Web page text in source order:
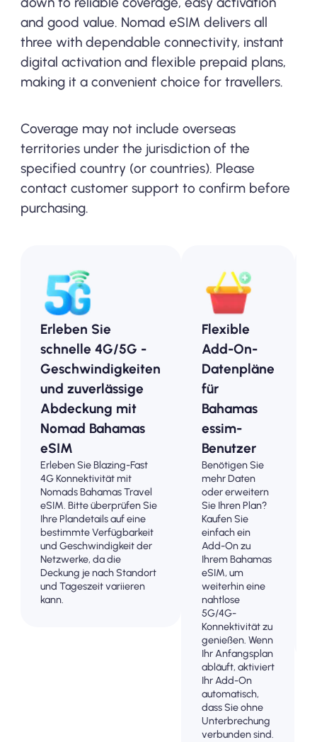
and good value. Nomad eSIM delivers all
three with dependable connectivity, instant
digital activation and flexible prepaid plans,
making it a convenient choice for travellers.
Coverage may not include overseas
territories under the jurisdiction of the
specified country (or countries). Please
contact customer support to confirm before
purchasing.
Erleben Sie
schnelle 4G/5G -
Geschwindigkeiten
und zuverlässige
Abdeckung mit
Nomad Bahamas
eSIM
Erleben Sie Blazing-Fast
4G Konnektivität mit
Nomads Bahamas Travel
eSIM. Bitte überprüfen Sie
Ihre Plandetails auf eine
bestimmte Verfügbarkeit
und Geschwindigkeit der
Netzwerke, da die
Deckung je nach Standort
und Tageszeit variieren
kann.
Flexible
Add-On-
Datenpläne
für
Bahamas
essim-
Benutzer
Benötigen Sie
mehr Daten
oder erweitern
Sie Ihren Plan?
Kaufen Sie
einfach ein
Add-On zu
Ihrem Bahamas
eSIM, um
weiterhin eine
nahtlose
5G/4G-
Konnektivität zu
genießen. Wenn
Ihr Anfangsplan
abläuft, aktiviert
Ihr Add-On
automatisch,
dass Sie ohne
Unterbrechung
verbunden sind.